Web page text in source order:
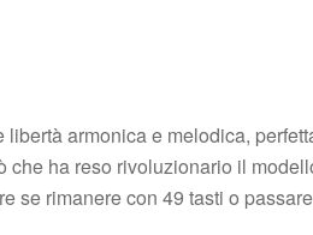
armonica e melodica,
ha reso rivoluzionario il
se rimanere con 49 tasti o